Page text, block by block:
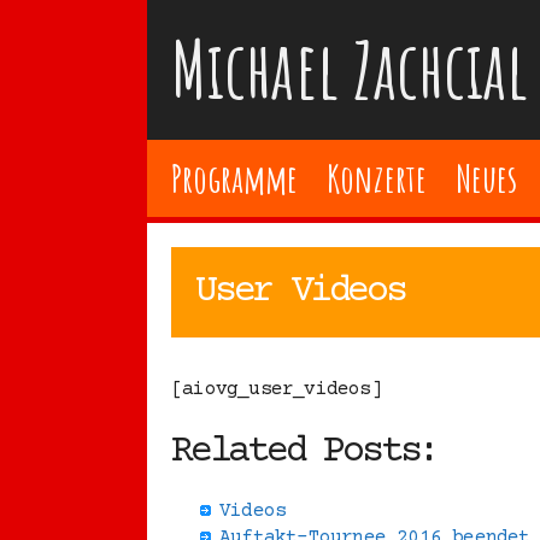
Michael Zachcial
Programme Konzerte Neues
User Videos
[aiovg_user_videos]
Related Posts:
Videos